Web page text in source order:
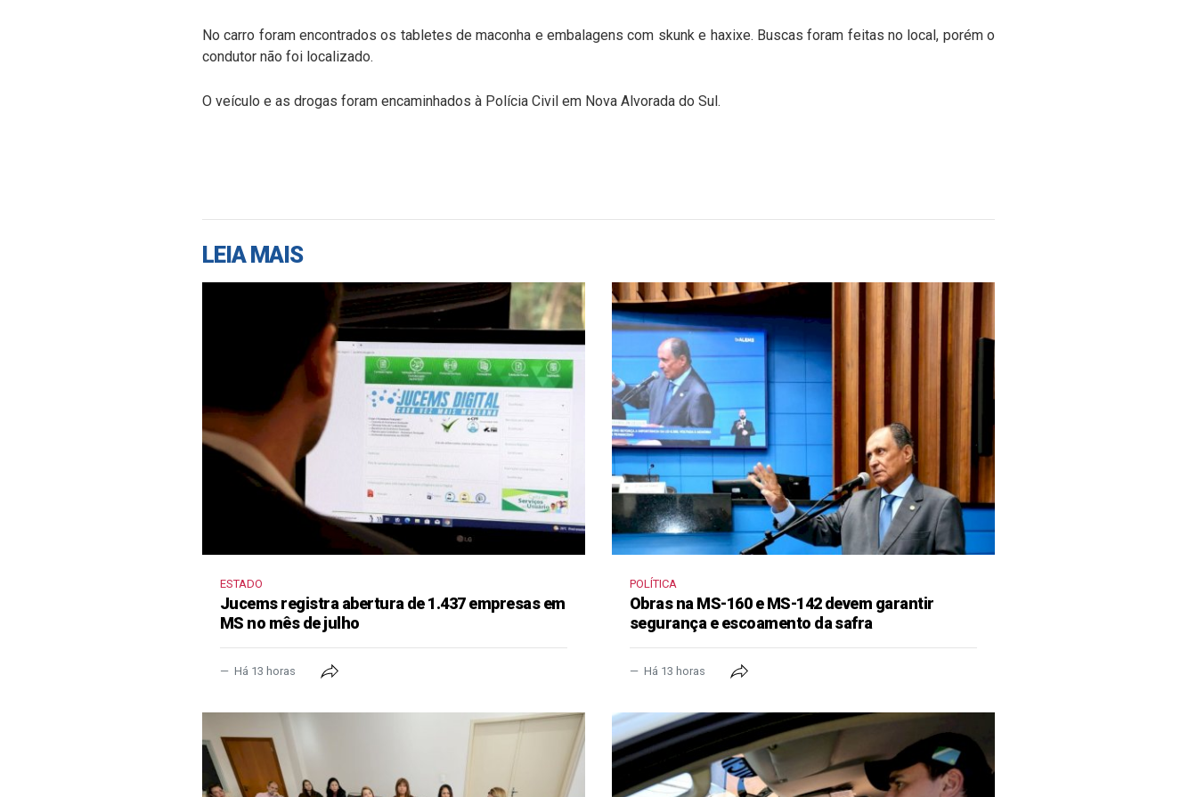
No carro foram encontrados os tabletes de maconha e embalagens com skunk e haxixe. Buscas foram feitas no local, porém o
condutor não foi localizado.
O veículo e as drogas foram encaminhados à Polícia Civil em Nova Alvorada do Sul.
LEIA MAIS
ESTADO
Jucems registra abertura de 1.437 empresas em
MS no mês de julho
Há 13 horas
POLÍTICA
Obras na MS-160 e MS-142 devem garantir
segurança e escoamento da safra
Há 13 horas